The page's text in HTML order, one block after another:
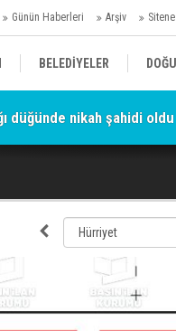
Günün Haberleri Arşiv
BELEDİYELER
AFAD/ SAVAŞ SPOR
düğünde nikah şahidi oldu
Skandalı: